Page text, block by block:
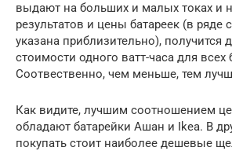
выдают на больших и малых токах и
результатов и цены батареек (в ряде
указана приблизительно), получится
стоимости одного ватт-часа для всех
Соотвественно, чем меньше, тем
Как видите, лучшим соотношением
обладают батарейки Ашан и Ikea. В
покупать стоит наиболее дешевые